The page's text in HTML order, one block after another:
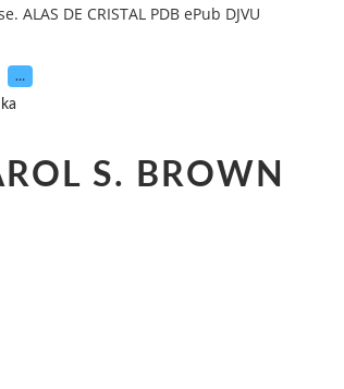
DE CRISTAL PDB ePub DJVU
…
S. BROWN